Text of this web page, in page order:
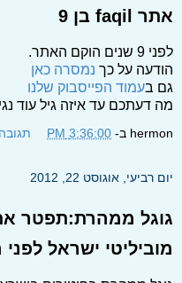
אתר faqil בן 9
לפני 9 שנים הוקם האתר.
הודעה על כך נמסרה כאן
גם בעמוד הפייסבוק שלנו
מה דעתכם עד איזה גיל עוד
hermon ב- 3:36:00 PM תגובה 1:
יום רביעי, אוגוסט 22, 2012
גוגל ממהרת:תפטר
מוביליטי ישראל